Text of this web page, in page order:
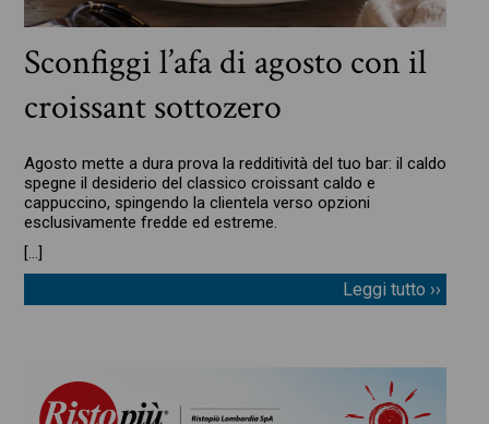
Sconfiggi l’afa di agosto con il
croissant sottozero
Agosto mette a dura prova la redditività del tuo bar: il caldo
spegne il desiderio del classico croissant caldo e
cappuccino, spingendo la clientela verso opzioni
esclusivamente fredde ed estreme.
[…]
Leggi tutto ››